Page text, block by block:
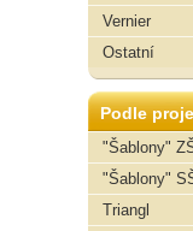
Vernier
Ostatní
Podle
"Šablony"
"Šablony"
Triangl